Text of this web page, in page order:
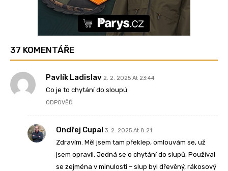
37 KOMENTÁŘE
Pavlík Ladislav 2. 2. 2025 At 23:44
Co je to chytání do sloupú
ODPOVĚĎ
Ondřej Cupal 3. 2. 2025 At 8:21
Zdravím. Měl jsem tam překlep, omlouvám se, už
jsem opravil. Jedná se o chytání do slupů. Používal
se zejména v minulosti – slup byl dřevěný, rákosový